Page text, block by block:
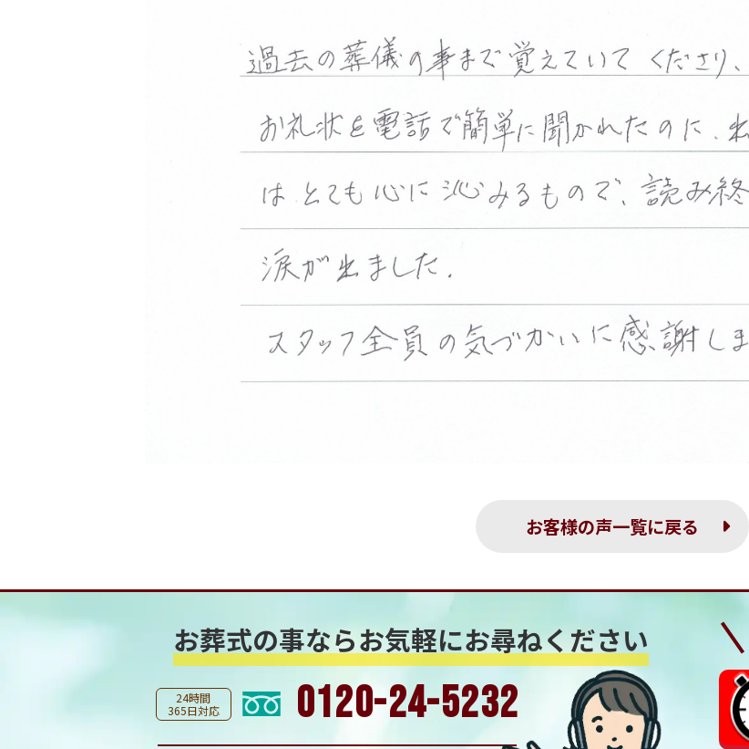
お客様の声一覧に戻る
お葬式の事ならお気軽にお尋ねください
24時間
365日対応
0120-24-5232